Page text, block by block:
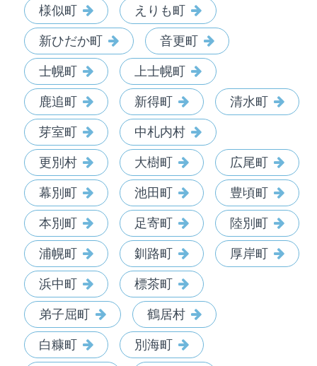
様似町 えりも町
新ひだか町 音更町
士幌町 上士幌町
鹿追町 新得町 清水町
芽室町 中札内村
更別村 大樹町 広尾町
幕別町 池田町 豊頃町
本別町 足寄町 陸別町
浦幌町 釧路町 厚岸町
浜中町 標茶町
弟子屈町 鶴居村
白糠町 別海町